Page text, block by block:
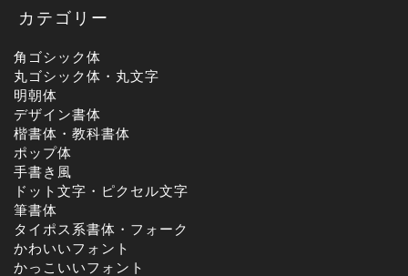
カテゴリー
角ゴシック体
丸ゴシック体・丸文字
明朝体
デザイン書体
楷書体・教科書体
ポップ体
手書き風
ドット文字・ピクセル文字
筆書体
タイポス系書体・フォーク
かわいいフォント
かっこいいフォント